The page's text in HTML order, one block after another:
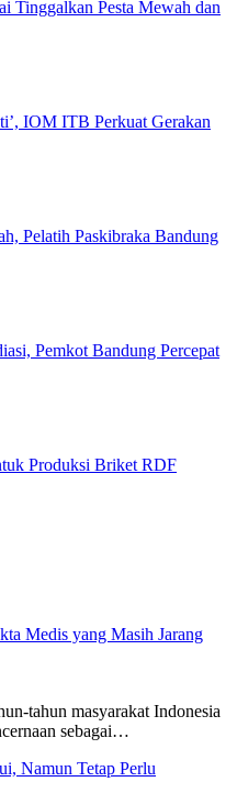
Tinggalkan Pesta Mewah dan
IOM ITB Perkuat Gerakan
Pelatih Paskibraka Bandung
Pemkot Bandung Percepat
Produksi Briket RDF
Medis yang Masih Jarang
tahun masyarakat Indonesia
sebagai…
Namun Tetap Perlu